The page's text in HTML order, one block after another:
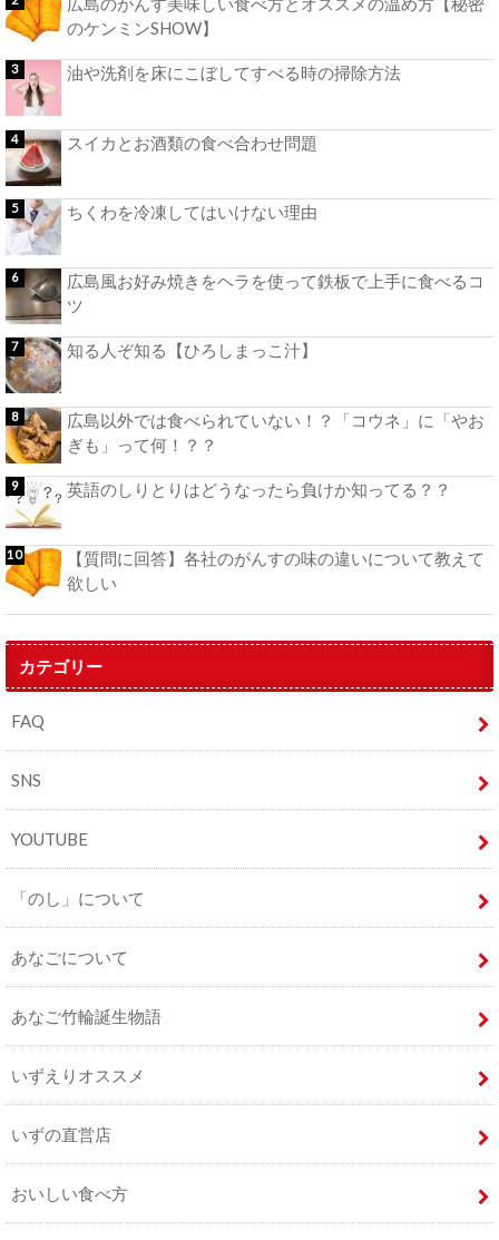
のケンミンSHOW】
油や洗剤を床にこぼしてすべる時の掃除方法
スイカとお酒類の食べ合わせ問題
ちくわを冷凍してはいけない理由
広島風お好み焼きをヘラを使って鉄板で上手に食べるコ
ツ
知る人ぞ知る【ひろしまっこ汁】
広島以外では食べられていない！？「コウネ」に「やお
ぎも」って何！？？
英語のしりとりはどうなったら負けか知ってる？？
【質問に回答】各社のがんすの味の違いについて教えて
欲しい
カテゴリー
FAQ
SNS
YOUTUBE
「のし」について
あなごについて
あなご竹輪誕生物語
いずえりオススメ
いずの直営店
おいしい食べ方